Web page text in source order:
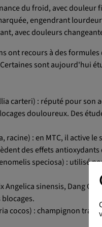
du froid, avec douleur
engendrant
avec douleurs
ont recours à des
sont aujourd'hui
carteri) : réputé pour
douloureux. Des
racine) : en MTC, il active
des effets
speciosa) : utilisé
Angelica sinensis, Dang
cocos) : champignon